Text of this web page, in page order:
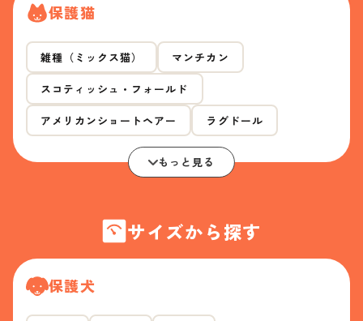
保護猫
雑種（ミックス猫） マンチカン
スコティッシュ・フォールド
アメリカンショートヘアー ラグドール
もっと見る
サイズから探す
保護犬